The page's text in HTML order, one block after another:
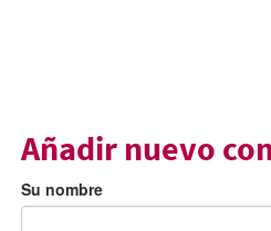
Añadir nuevo
Su nombre